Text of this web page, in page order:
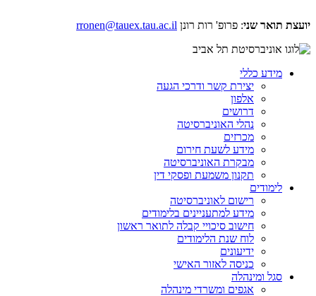
יועצת תואר שני: פרופ' רות רונן rronen@tauex.tau.ac.il
מידע כללי
יצירת קשר ודרכי הגעה
אלפון
דרושים
נהלי האוניברסיטה
מכרזים
מידע לשעת חירום
מבקרת האוניברסיטה
תקנון משמעת ופסקי דין
לימודים
רישום לאוניברסיטה
מידע למתעניינים בלימודים
חישוב סיכויי קבלה לתואר ראשון
לוח שנת הלימודים
ידיעונים
כניסה לאזור האישי
סגל ומינהלה
אגפים ומשרדי מינהלה